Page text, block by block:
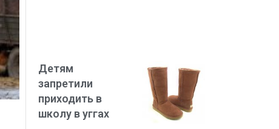
Детям
запретили
приходить в
школу в уггах